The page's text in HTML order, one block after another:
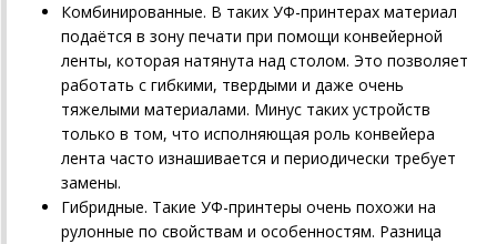
Комбинированные. В таких УФ-принтерах материал
подаётся в зону печати при помощи конвейерной
ленты, которая натянута над столом. Это позволяет
работать с гибкими, твердыми и даже очень
тяжелыми материалами. Минус таких устройств
только в том, что исполняющая роль конвейера
лента часто изнашивается и периодически требует
замены.
Гибридные. Такие УФ-принтеры очень похожи на
рулонные по свойствам и особенностям. Разница